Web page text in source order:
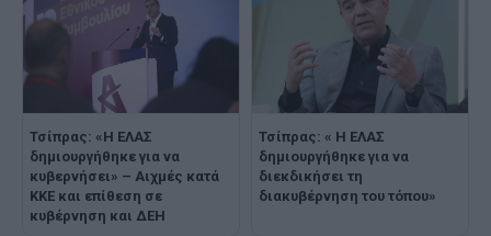
Τσίπρας: «Η ΕΛΑΣ
δημιουργήθηκε για να
κυβερνήσει» – Αιχμές κατά
ΚΚΕ και επίθεση σε
κυβέρνηση και ΔΕΗ
Τσίπρας: « Η ΕΛΑΣ
δημιουργήθηκε για να
διεκδικήσει τη
διακυβέρνηση του τόπου»